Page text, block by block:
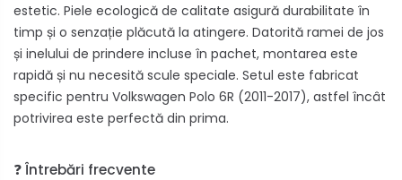
estetic. Piele ecologică de calitate asigură durabilitate în
timp și o senzație plăcută la atingere. Datorită ramei de jos
și inelului de prindere incluse în pachet, montarea este
rapidă și nu necesită scule speciale. Setul este fabricat
specific pentru Volkswagen Polo 6R (2011-2017), astfel încât
potrivirea este perfectă din prima.
❓ Întrebări frecvente